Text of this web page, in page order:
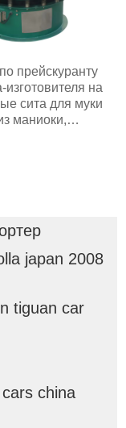
прейскуранту
изготовителя на
сита для муки
маниоки,
japan 2008
tiguan car
china